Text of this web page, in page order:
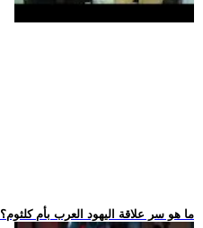
.. ما هو سر علاقة اليهود العرب بأم كلثوم؟